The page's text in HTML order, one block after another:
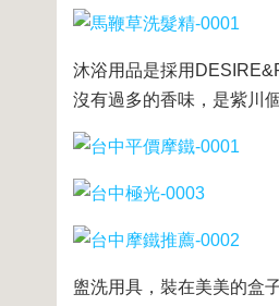
沐浴用品是採用
沒有過多的香味，是紫川
盥洗用具，裝在美美的盒